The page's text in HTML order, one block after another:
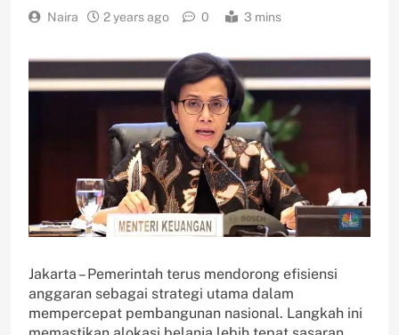
Naira 2 years ago 0 3 mins
Jakarta – Pemerintah terus mendorong efisiensi
anggaran sebagai strategi utama dalam
mempercepat pembangunan nasional. Langkah ini